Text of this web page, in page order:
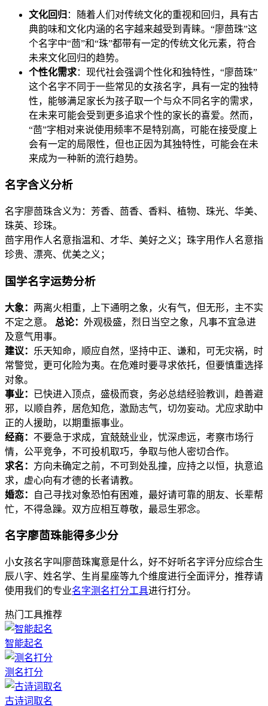
文化回归 ：随着人们对传统文化的重视和回归，具有古
典韵味和文化内涵的名字越来越受到青睐。“廖茴珠”这
个名字中“茴”和“珠”都带有一定的传统文化元素，符合
未来文化回归的趋势。
个性化需求：现代社会强调个性化和独特性，“廖茴珠”
这个名字不同于一些常见的女孩名字，具有一定的独特
性，能够满足家长为孩子取一个与众不同名字的需求，
在未来可能会受到更多追求个性的家长的喜爱。然而，
“茴”字相对来说使用频率不是特别高，可能在接受度上
会有一定的局限性，但也正因为其独特性，可能会在未
来成为一种新的流行趋势。
名字含义分析
名字廖茴珠含义为：芳香、茴香、香料、植物、珠光、华美、
珠英、珍珠。
茴字用作人名意指温和、才华、美好之义；珠字用作人名意指
珍贵、漂亮、优美之义；
国学名字运势分析
大象： 两离火相重，上下通明之象，火有气，但无形，主不实
不定之意。 总论： 外观极盛，烈日当空之象，凡事不宜急进
及意气用事。
建议： 乐天知命，顺应自然，坚持中正、谦和，可无灾祸，时
常警觉，更可化险为夷。在危难时要寻求依托，但要慎重选择
对象。
事业： 已快进入顶点，盛极而衰，务必总结经验教训，趋善避
邪，以顺自养，居危知危，激励志气，切勿妄动。尤应求助中
正的人援助，以期重振事业。
经商： 不要急于求成，宜兢兢业业，忧深虑远，考察市场行
情，公平竞争，不可投机取巧，争取与他人密切合作。
求名： 方向未确定之前，不可到处乱撞，应持之以恒，执意追
求，虚心向有才德的长者请教。
婚恋：
自己寻找对象恐怕有困难，最好请可靠的朋友、长辈帮
忙，不得急躁。双方应相互尊敬，最忌生邪念。
名字廖茴珠能得多少分
小女孩名字叫廖茴珠寓意是什么，好不好听名字评分应综合生
辰八字、姓名学、生肖星座等九个维度进行全面评分，推荐请
使用我们的专业名字测名打分工具进行打分。
热门工具推荐
智能起名
测名打分
古诗词取名